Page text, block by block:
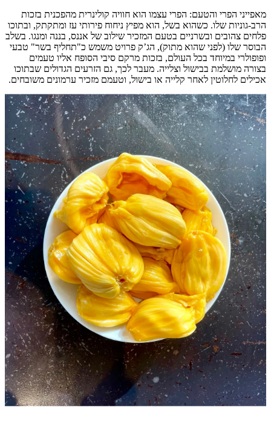
מאפייני הפרי והטעם: הפרי עצמו הוא חוויה קולינרית מהפכנית בזכות
הרב-גוניות שלו. כשהוא בשל, הוא מפיץ ניחוח פירותי עז ומתקתק, ובתוכו
פלחים צהובים ובשרניים בטעם המזכיר שילוב של אננס, בננה ומנגו. בשלב
הבוסר שלו (לפני שהוא מתוק), הג’ק פרויט משמש כ"תחליף בשר" טבעי
ופופולרי במיוחד בכל העולם, בזכות מרקם סיבי הסופח אליו טעמים
בצורה מושלמת בבישול וצלייה. מעבר לכך, גם הזרעים הגדולים שבתוכו
אכילים לחלוטין לאחר קלייה או בישול, וטעמם מזכיר ערמונים משובחים.